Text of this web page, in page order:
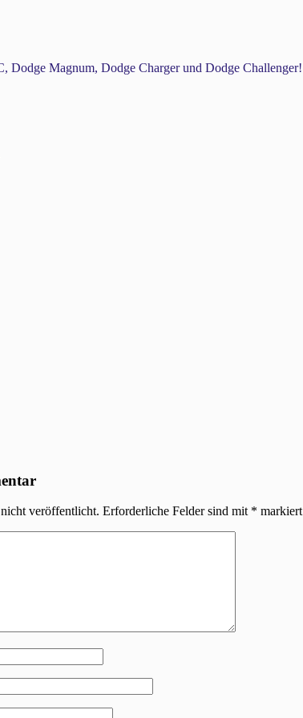
Dodge Magnum, Dodge Charger und Dodge Challenger!
veröffentlicht. Erforderliche Felder sind mit * markiert